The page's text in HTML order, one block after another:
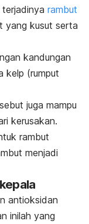
rambut
yang kusut serta
kandungan
kelp (rumput
juga mampu
kerusakan.
rambut
menjadi
antioksidan
inilah yang